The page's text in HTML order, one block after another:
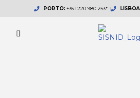
PORTO: +351 220 980 253* |